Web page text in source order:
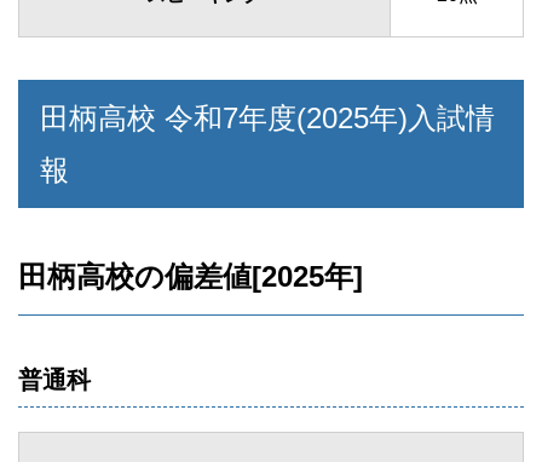
田柄高校 令和7年度(2025年)入試情
報
田柄高校の偏差値[2025年]
普通科